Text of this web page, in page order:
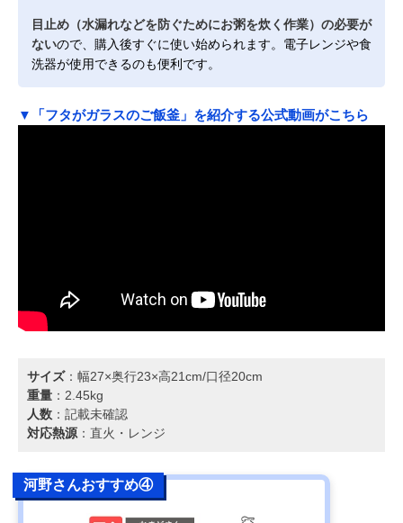
目止め（水漏れなどを防ぐためにお粥を炊く作業）の必要が
ないので、購入後すぐに使い始められます。電子レンジや食
洗器が使用できるのも便利です。
▼「フタがガラスのご飯釜」を紹介する公式動画がこちら
サイズ：幅27×奥行23×高21cm/口径20cm
重量 ：2.45kg
人数 ：記載未確認
対応熱源 ：直火・レンジ
河野さんおすすめ④